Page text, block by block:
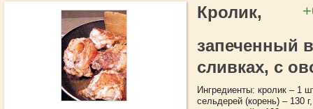
Кролик,
запеченный в
сливках, с
Ингредиенты: кролик – 1
сельдерей (корень) – 130